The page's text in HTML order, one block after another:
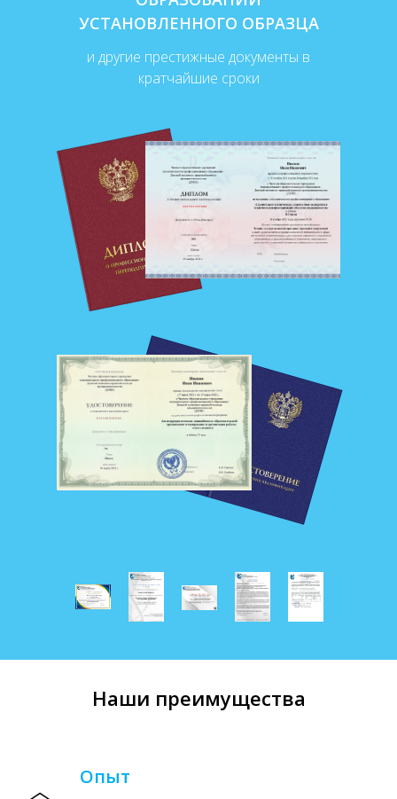
и другие престижные документы в
кратчайшие сроки
УСТАНОВЛЕННОГО ОБРАЗЦА
Наши преимущества
Опыт